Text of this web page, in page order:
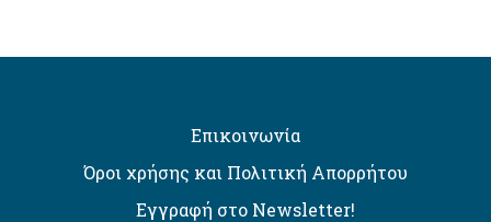
Επικοινωνία
Όροι χρήσης και Πολιτική Απορρήτου
Εγγραφή στο Newsletter!